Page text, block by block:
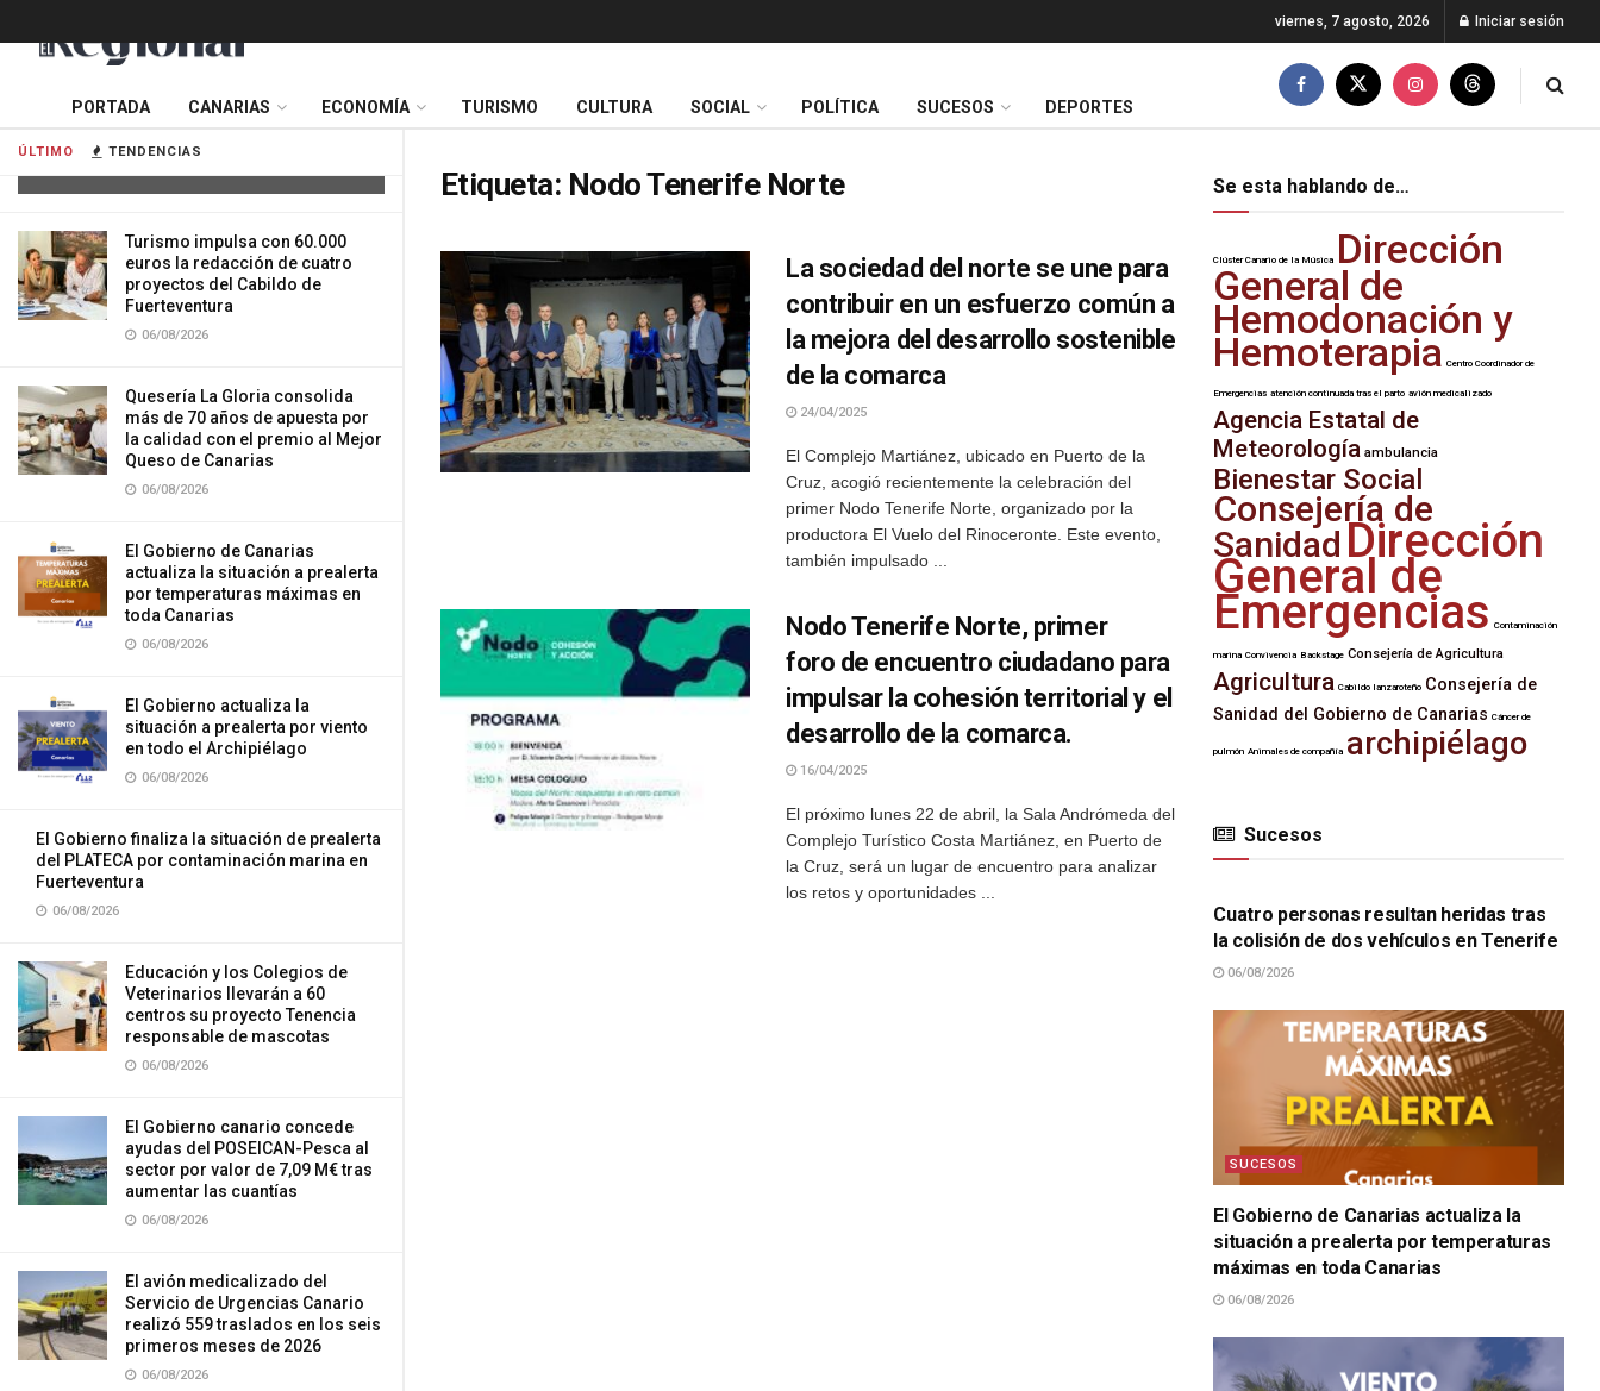
ÚLTIMO TENDENCIAS
la colisión de dos vehículos en
Turismo impulsa con 60.000
euros la redacción de cuatro
proyectos del Cabildo de
Fuerteventura
06/08/2026
Quesería La Gloria consolida
más de 70 años de apuesta por
la calidad con el premio al Mejor
Queso de Canarias
06/08/2026
El Gobierno de Canarias
actualiza la situación a prealerta
por temperaturas máximas en
toda Canarias
06/08/2026
El Gobierno actualiza la
situación a prealerta por viento
en todo el Archipiélago
06/08/2026
El Gobierno finaliza la situación de prealerta
del PLATECA por contaminación marina en
Fuerteventura
06/08/2026
Educación y los Colegios de
Veterinarios llevarán a 60
centros su proyecto Tenencia
responsable de mascotas
06/08/2026
El Gobierno canario concede
ayudas del POSEICAN-Pesca al
sector por valor de 7,09 M€ tras
aumentar las cuantías
06/08/2026
El avión medicalizado del
Servicio de Urgencias Canario
realizó 559 traslados en los seis
primeros meses de 2026
06/08/2026
viernes, 7 agosto, 2026 Iniciar sesión
PORTADA CANARIAS ECONOMÍA TURISMO CULTURA SOCIAL POLÍTICA SUCESOS DEPORTES
Etiqueta: Nodo Tenerife Norte
La sociedad del norte se une para
contribuir en un esfuerzo común a
la mejora del desarrollo sostenible
de la comarca
24/04/2025
El Complejo Martiánez, ubicado en Puerto de la
Cruz, acogió recientemente la celebración del
primer Nodo Tenerife Norte, organizado por la
productora El Vuelo del Rinoceronte. Este evento,
también impulsado ...
Nodo Tenerife Norte, primer
foro de encuentro ciudadano para
impulsar la cohesión territorial y el
desarrollo de la comarca.
16/04/2025
El próximo lunes 22 de abril, la Sala Andrómeda del
Complejo Turístico Costa Martiánez, en Puerto de
la Cruz, será un lugar de encuentro para analizar
los retos y oportunidades ...
Se esta hablando de…
Clúster Canario de la Música Dirección
General de
Hemodonación y
Hemoterapia Centro Coordinador de
Emergencias atención continuada tras el parto avión medicalizado
Agencia Estatal de
Meteorología ambulancia
Bienestar Social
Consejería de
Sanidad Dirección
General de
Emergencias Contaminación
marina Convivencia Backstage Consejería de Agricultura
Agricultura Cabildo lanzaroteño Consejería de
Sanidad del Gobierno de Canarias Cáncer de
pulmón Animales de compañía archipiélago
Sucesos
SUCESOS
Cuatro personas resultan heridas tras
la colisión de dos vehículos en Tenerife
06/08/2026
SUCESOS
El Gobierno de Canarias actualiza la
situación a prealerta por temperaturas
máximas en toda Canarias
06/08/2026